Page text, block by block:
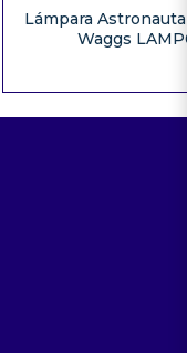
Lámpara
Waggs